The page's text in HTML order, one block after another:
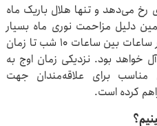
رخ می‌دهد و تنها هلال باریک ماه
دلیل مزاحمت نوری ماه بسیار
ناچیز است و شرایط رصد به‌ویژه در ساعات بین ساعات ۱۰ شب تا زمان
۲ بامداد، ایده‌آل خواهد بود. نزدیکی زمان اوج به
برای علاقه‌مندان جهت
کرده است.